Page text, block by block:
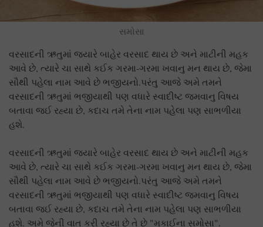
સમોસા
વરસાદની ઋતુમાં જ્યારે બાહેર વરસાદ થાય છે અને માટીની મહક
આવે છે, ત્યારે ચા સાથે કઈક ગરમા-ગરમા ખવાનુ મન થાય છે, જેમા
સૌથી પહેલા નામ આવે છે ભજીયનો.પરંતુ આજે અમે તમને
વરસાદની ઋતુમાં ભજીયાથી પણ વધારે સ્વાદીષ્ટ જમવાનુ વિષય
બતાવા જઈ રહ્યા છે, કદાચ તમે તેના નામ પહેલા પણ સાભળીયા
હશે.
વરસાદની ઋતુમાં જ્યારે બાહેર વરસાદ થાય છે અને માટીની મહક
આવે છે, ત્યારે ચા સાથે કઈક ગરમા-ગરમા ખવાનુ મન થાય છે, જેમા
સૌથી પહેલા નામ આવે છે ભજીયનો.પરંતુ આજે અમે તમને
વરસાદની ઋતુમાં ભજીયાથી પણ વધારે સ્વાદીષ્ટ જમવાનુ વિષય
બતાવા જઈ રહ્યા છે, કદાચ તમે તેના નામ પહેલા પણ સાભળીયા
હશે. અમે જેની વાત કરી રહ્યા છે તે છે "મકાઈના સમોસા".